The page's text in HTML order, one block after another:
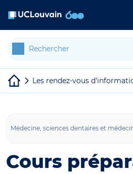
Les rendez-vous
Médecine, sciences dentaires et
Cours